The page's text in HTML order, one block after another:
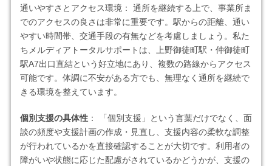
通いやすさとアクセス環境： 通所を継続する上で、事業所ま
でのアクセスの良さは非常に重要です。駅からの距離、通い
やすい時間帯、交通手段の有無などを考慮しましょう。私た
ちメルディアトータルサポートは、上野御徒町駅・仲御徒町
駅A7出口直結という好立地にあり、複数の路線からアクセス
可能です。体調に不安がある方でも、無理なく通所を継続で
きる環境を整えています。
個別支援の具体性： 「個別支援」という言葉だけでなく、面
談の頻度や支援計画の作成・見直し、支援内容の柔軟な調整
が行われているかを直接確認することが大切です。利用者の
障がいや状態に応じた配慮がされているかどうかが、支援の